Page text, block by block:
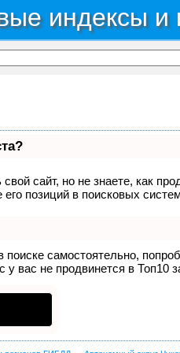
индексы и
сайт, но не знаете, как
позиций в поисковых
самостоятельно,
вас не продвинется в Топ10